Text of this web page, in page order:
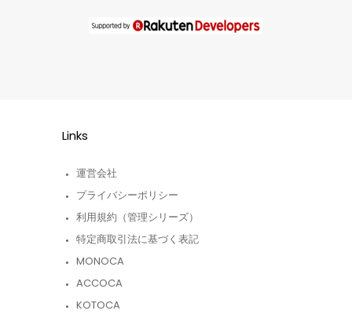
Links
運営会社
プライバシーポリシー
利用規約（管理シリーズ）
特定商取引法に基づく表記
MONOCA
ACCOCA
KOTOCA